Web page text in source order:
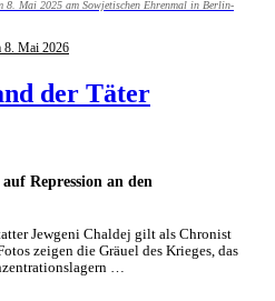
8. Mai 2025 am Sowjetischen Ehrenmal in Berlin-
Repression an den
der Täter
8. Mai 2026
Jewgeni Chaldej gilt als Chronist
zeigen die Gräuel des Krieges, das
…